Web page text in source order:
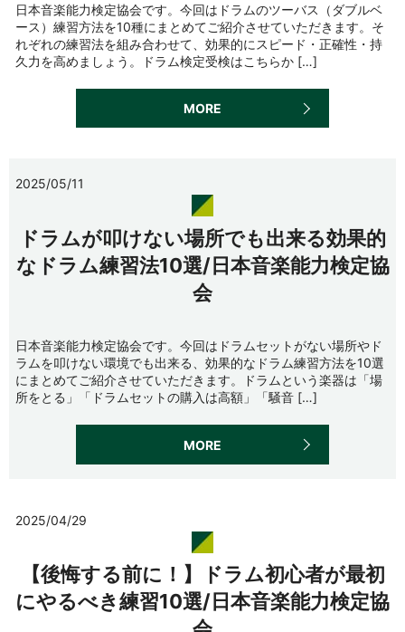
日本音楽能力検定協会です。今回はドラムのツーバス（ダブルベ
ース）練習方法を10種にまとめてご紹介させていただきます。そ
れぞれの練習法を組み合わせて、効果的にスピード・正確性・持
久力を高めましょう。ドラム検定受検はこちらか […]
MORE
2025/05/11
ドラムが叩けない場所でも出来る効果的
なドラム練習法10選/日本音楽能力検定協
会
日本音楽能力検定協会です。今回はドラムセットがない場所やド
ラムを叩けない環境でも出来る、効果的なドラム練習方法を10選
にまとめてご紹介させていただきます。ドラムという楽器は「場
所をとる」「ドラムセットの購入は高額」「騒音 […]
MORE
2025/04/29
【後悔する前に！】ドラム初心者が最初
にやるべき練習10選/日本音楽能力検定協